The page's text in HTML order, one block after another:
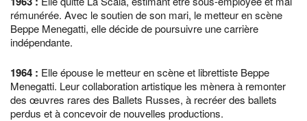
rémunérée. Avec le soutien de son mari, le metteur en scène
Beppe Menegatti, elle décide de poursuivre une carrière
indépendante.
1964 : Elle épouse le metteur en scène et librettiste Beppe
Menegatti. Leur collaboration artistique les mènera à remonter
des œuvres rares des Ballets Russes, à recréer des ballets
perdus et à concevoir de nouvelles productions.